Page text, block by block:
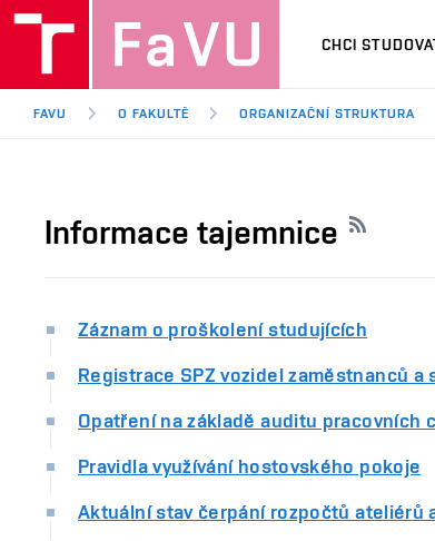
CHCI
FAVU O FAKULTĚ ORGANIZAČNÍ STRUKTURA
Informace tajemnice
Záznam o proškolení studujících
Registrace SPZ vozidel zaměstnanců a
Opatření na základě auditu pracovních
Pravidla využívání hostovského pokoje
Aktuální stav čerpání rozpočtů ateliérů